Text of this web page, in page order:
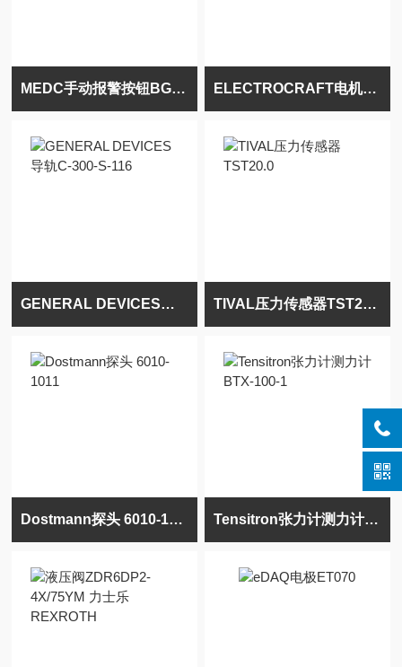
MEDC手动报警按钮BGUL5C25DSAB6R ELECTROCRAFT电机S644-3B/T
GENERAL DEVICES导轨C-300-S-116 TIVAL压力传感器TST20.0
Dostmann探头 6010-1011 Tensitron张力计测力计BTX-100-1